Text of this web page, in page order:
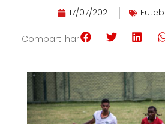
17/07/2021
Compartilhar